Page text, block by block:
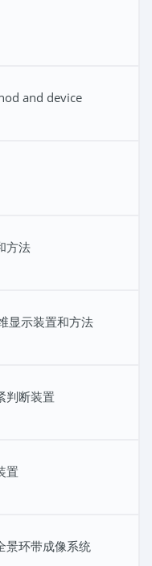
and device
方法
显示装置和方法
判断装置
置
景环带成像系统